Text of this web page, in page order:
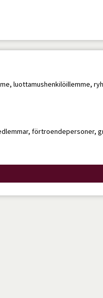
luottamushenkilöillemme,
förtroendepersoner,